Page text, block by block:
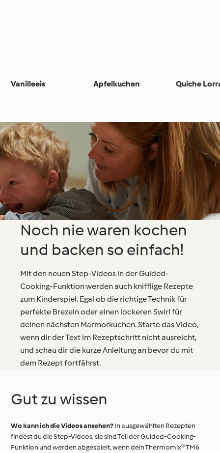
Vanilleeis Apfelkuchen Quiche
Noch nie waren kochen
und backen so einfach!
Mit den neuen Step-Videos in der Guided-
Cooking-Funktion werden auch knifflige Rezepte
zum Kinderspiel. Egal ob die richtige Technik für
perfekte Brezeln oder einen lockeren Swirl für
deinen nächsten Marmorkuchen. Starte das Video,
wenn dir der Text im Rezeptschritt nicht ausreicht,
und schau dir die kurze Anleitung an bevor du mit
dem Rezept fortfährst.
Gut zu wissen
Wo kann ich die Videos ansehen?In ausgewählten Rezepten
findest du die Step-Videos, sie sind Teil der Guided-Cooking-
Funktion und werden abgespielt, wenn dein Thermomix® TM6